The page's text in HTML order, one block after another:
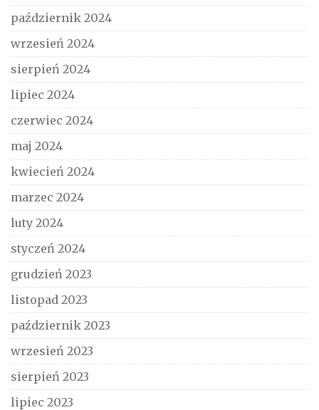
październik 2024
wrzesień 2024
sierpień 2024
lipiec 2024
czerwiec 2024
maj 2024
kwiecień 2024
marzec 2024
luty 2024
styczeń 2024
grudzień 2023
listopad 2023
październik 2023
wrzesień 2023
sierpień 2023
lipiec 2023